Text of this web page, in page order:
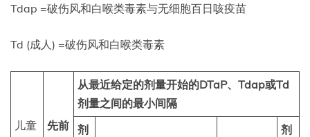
Tdap =破伤风和白喉类毒素与无细胞百日咳疫苗
Td (成人) =破伤风和白喉类毒素
儿童
先前
从最近给定的剂量开始的DTaP、Tdap或Td
剂量之间的最小间隔
剂
剂